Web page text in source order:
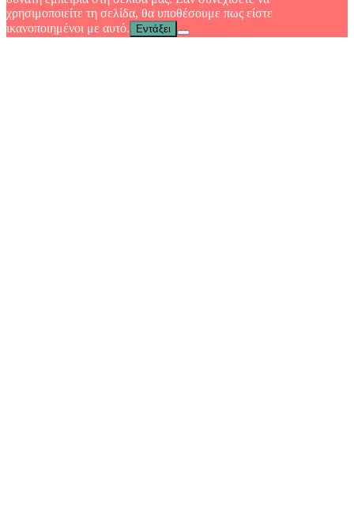
χρησιμοποιείτε τη σελίδα, θα υποθέσουμε πως είστε
ικανοποιημένοι με αυτό.
Εντάξει